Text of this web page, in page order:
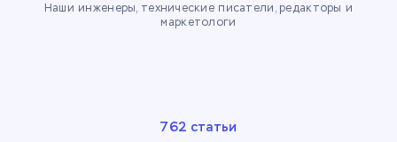
Наши инженеры, технические писатели, редакторы и
маркетологи
762 статьи